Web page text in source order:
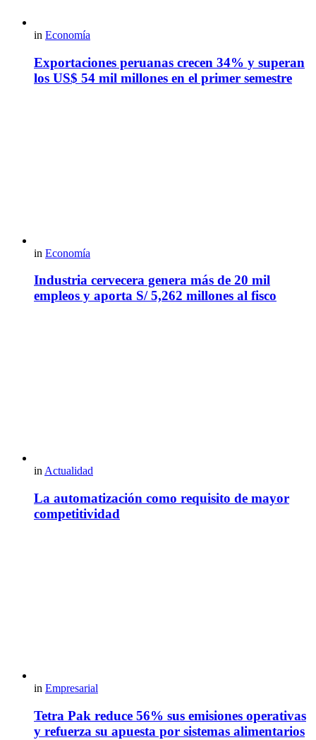
in Economía
Exportaciones peruanas crecen 34% y superan
los US$ 54 mil millones en el primer semestre
in Economía
Industria cervecera genera más de 20 mil
empleos y aporta S/ 5,262 millones al fisco
in Actualidad
La automatización como requisito de mayor
competitividad
in Empresarial
Tetra Pak reduce 56% sus emisiones operativas
y refuerza su apuesta por sistemas alimentarios